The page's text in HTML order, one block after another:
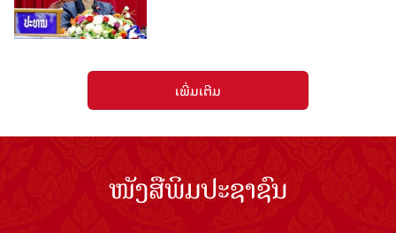
ເພີ່ມເຕີມ
ໜັງສືພິມປະຊາຊົນ